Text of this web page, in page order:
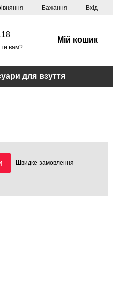
Бажання Вхід
вам?
Мій кошик
для взуття
Швидкезамовлення